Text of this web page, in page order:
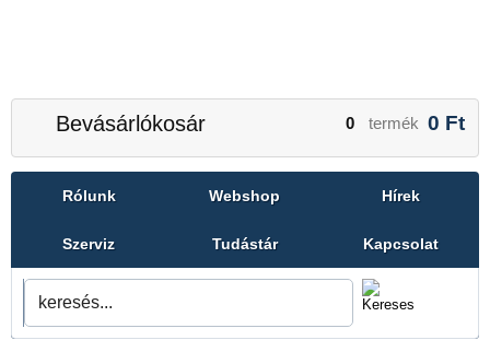
Bevásárlókosár 0 termék 0 Ft
Rólunk Webshop Hírek
Szerviz Tudástár Kapcsolat